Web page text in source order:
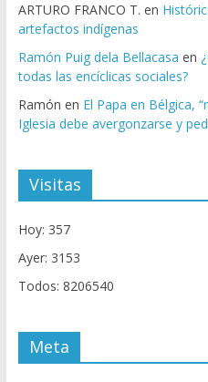
ARTURO FRANCO T. en
artefactos indígenas
Ramón Puig dela Bellacasa en
todas las encíclicas sociales?
Ramón en El Papa en Bélgica,
Iglesia debe avergonzarse y
Visitas
Hoy: 357
Ayer: 3153
Todos: 8206540
Meta